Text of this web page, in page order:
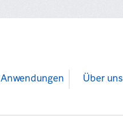
Anwendungen Über uns